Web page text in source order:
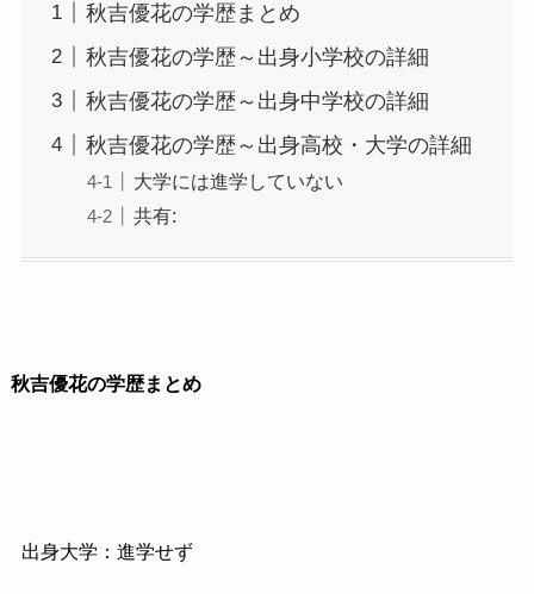
秋吉優花の学歴まとめ
秋吉優花の学歴～出身小学校の詳細
秋吉優花の学歴～出身中学校の詳細
秋吉優花の学歴～出身高校・大学の詳細
大学には進学していない
共有:
秋吉優花の学歴まとめ
出身大学：進学せず